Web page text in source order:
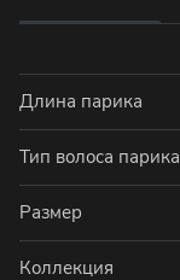
Длина парика
Тип волоса парика
Размер
Коллекция